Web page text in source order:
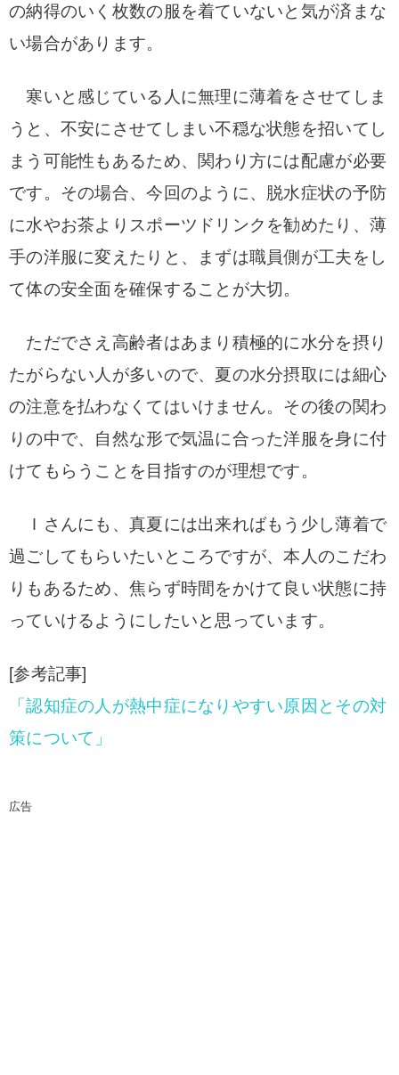
の納得のいく枚数の服を着ていないと気が済まな
い場合があります。
寒いと感じている人に無理に薄着をさせてしま
うと、不安にさせてしまい不穏な状態を招いてし
まう可能性もあるため、関わり方には配慮が必要
です。その場合、今回のように、脱水症状の予防
に水やお茶よりスポーツドリンクを勧めたり、薄
手の洋服に変えたりと、まずは職員側が工夫をし
て体の安全面を確保することが大切。
ただでさえ高齢者はあまり積極的に水分を摂り
たがらない人が多いので、夏の水分摂取には細心
の注意を払わなくてはいけません。 その後の関わ
りの中で、自然な形で気温に合った洋服を身に付
けてもらうことを目指すのが理想です。
Ｉさんにも、真夏には出来ればもう少し薄着で
過ごしてもらいたいところですが、本人のこだわ
りもあるため、焦らず時間をかけて良い状態に持
っていけるようにしたいと思っています。
[参考記事]
「認知症の人が熱中症になりやすい原因とその対
策について」
広告